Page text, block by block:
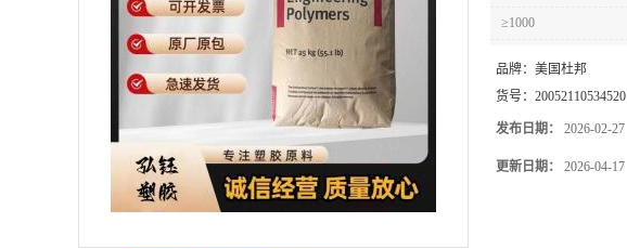
≥1000
品牌： 美国杜邦
货号： 20052110534520
发布日期： 2026-02-27
更新日期： 2026-04-17